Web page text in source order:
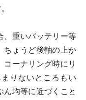
、重いバッテリー等
ちょうど後軸の上か
ーナリング時にリ
りないところもい
ん均等に近づくこと